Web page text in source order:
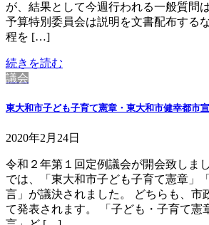
が、結果として今週行われる一般質問
予算特別委員会は説明を文書配布する
程を […]
続きを読む
議会
東大和市子ども子育て憲章・東大和市健幸都市
2020年2月24日
令和２年第１回定例議会が開会致しま
では、「東大和市子ども子育て憲章」
言」が議決されました。 どちらも、市
て発表されます。 「子ども・子育て憲